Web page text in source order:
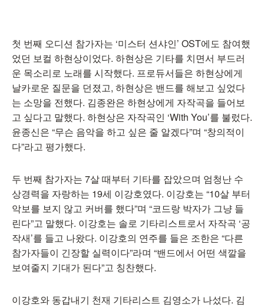
첫 번째 오디션 참가자는 ‘미스터 션샤인’ OST에도 참여했
었던 보컬 하현상이었다. 하현상은 기타를 치면서 부드러
운 목소리로 노래를 시작했다. 프로듀서들은 하현상에게
날카로운 질문을 던졌고, 하현상은 밴드를 해보고 싶었다
는 소망을 전했다. 김종완은 하현상에게 자작곡을 들어보
고 싶다고 말했다. 하현상은 자작곡인 ‘With You’를 불렀다.
윤종신은 “무슨 음악을 하고 싶은 줄 알겠다”며 “창의적이
다”라고 평가했다.
두 번째 참가자는 7살 때부터 기타를 잡았으며 엄청난 수
상경력을 자랑하는 19세 이강호였다. 이강호는 “10살 부터
악보를 보지 않고 커버를 했다”며 “코드랑 박자가 그냥 들
린다”고 말했다. 이강호는 솔로 기타리스트로서 자작곡 ‘공
작새’를 들고 나왔다. 이강호의 연주를 들은 조한은 “다른
참가자들이 긴장할 실력이다”라며 “밴드에서 어떤 색깔을
보여줄지 기대가 된다”고 칭찬했다.
이강호와 동갑내기 천재 기타리스트 김영소가 나섰다. 김